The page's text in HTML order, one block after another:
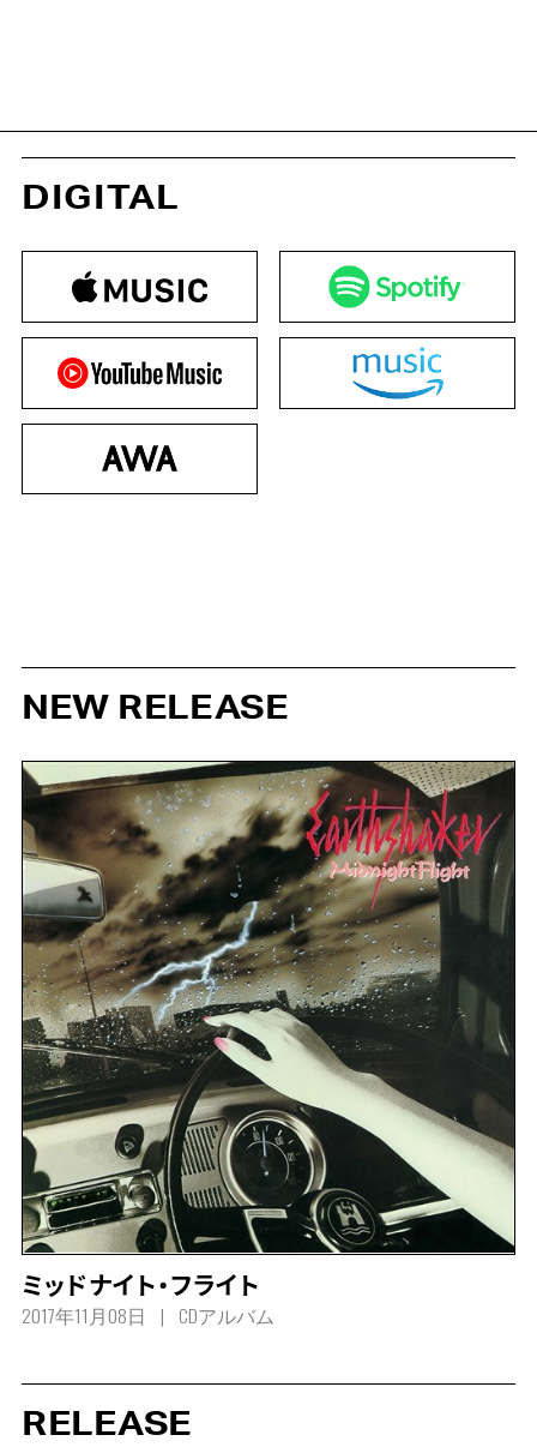
DIGITAL
NEW RELEASE
ミッドナイト・フライト
2017年11月08日 CDアルバム
RELEASE